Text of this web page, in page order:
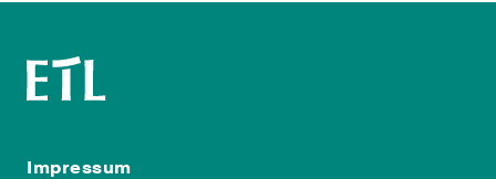
Impressum